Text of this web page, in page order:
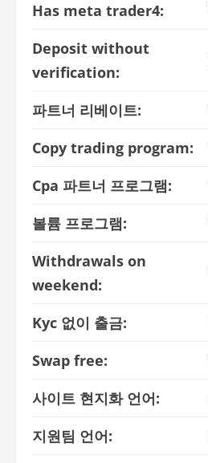
Has meta trader4:
Deposit without
verification:
파트너 리베이트:
Copy trading program:
Cpa 파트너 프로그램:
볼륨 프로그램:
Withdrawals on
weekend:
Kyc 없이 출금:
Swap free:
사이트 현지화 언어:
지원팀 언어: